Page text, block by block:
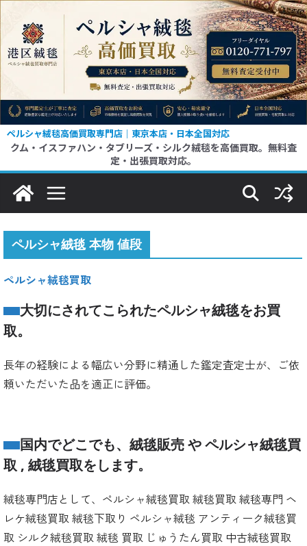
テ
へ
ス
ッ
ペルシャ絨毯高価買取専門店｜東京本店・日本全国対応
クム・イスファハン・タブリーズ・シルク絨毯を高価買取。無料査
定・出張買取対応。
ペルシャ絨毯 本物 値段
ペルシャ絨毯買取
大切にされてこられたペルシャ絨毯をお買
取。
長年の経験による幅広い分野に精通した鑑定査定士が、ご依
頼いただいた品を適正に評価。
国内でどこでも、絨毯販売 や ペルシャ絨毯買
取 , 絨毯買取をします。
絨毯専門店として、ペルシャ絨毯買取 絨毯買取 絨毯専門 ヘ
レケ絨毯買取 絨毯下取り ペルシャ絨毯 アンティーク絨毯買
取 シルク絨毯買取 絨毯 買取 じゅうたん買取 中古絨毯買取